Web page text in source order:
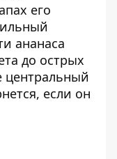
его
ананаса
до острых
центральный
если он